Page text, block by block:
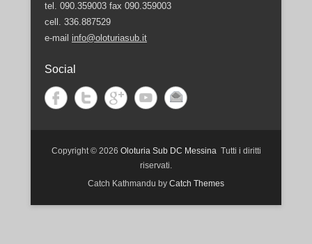
tel. 090.359003 fax 090.359003
cell. 336.887529
e-mail info@oloturiasub.it
Social
Copyright © 2026 Oloturia Sub DC MessinaTutti i diritti
riservati.
Catch Kathmandu by Catch Themes